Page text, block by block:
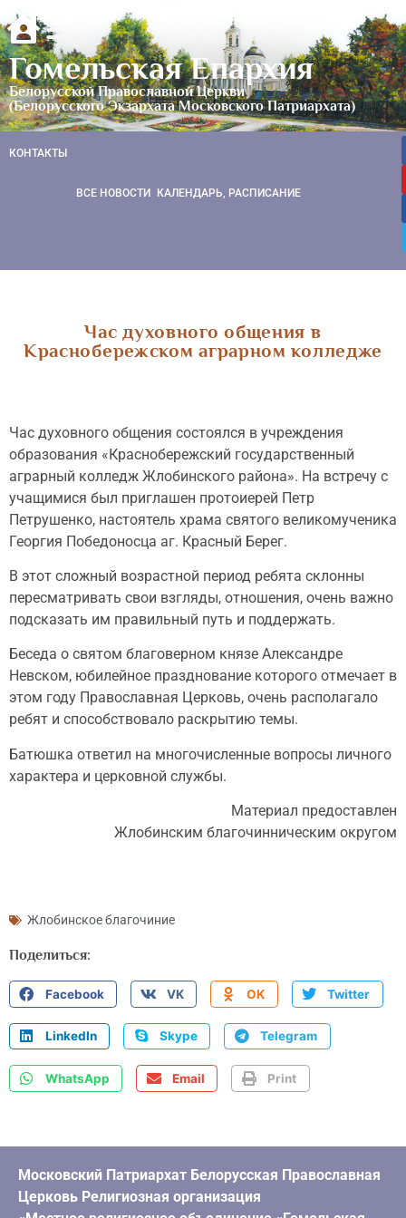
Гомельская Епархия
Белорусской Православной Церкви
(Белорусского Экзархата Московского Патриархата)
КОНТАКТЫ
ВСЕ НОВОСТИ КАЛЕНДАРЬ, РАСПИСАНИЕ
Час духовного общения в
Краснобережском аграрном колледже
Час духовного общения состоялся в учреждения
образования «Краснобережский государственный
аграрный колледж Жлобинского района». На встречу с
учащимися был приглашен протоиерей Петр
Петрушенко, настоятель храма святого великомученика
Георгия Победоносца аг. Красный Берег.
В этот сложный возрастной период ребята склонны
пересматривать свои взгляды, отношения, очень важно
подсказать им правильный путь и поддержать.
Беседа о святом благоверном князе Александре
Невском, юбилейное празднование которого отмечает в
этом году Православная Церковь, очень располагало
ребят и способствовало раскрытию темы.
Батюшка ответил на многочисленные вопросы личного
характера и церковной службы.
Материал предоставлен
Жлобинским благочинническим округом
Жлобинское благочиние
Поделиться:
Facebook VK OK Twitter
LinkedIn Skype Telegram
WhatsApp Email Print
Московский Патриархат Белорусская Православная
Церковь Религиозная организация